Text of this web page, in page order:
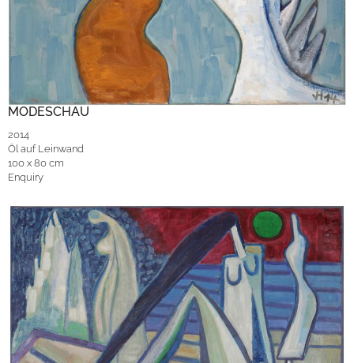
MODESCHAU
2014
Öl auf Leinwand
100 x 80 cm
Enquiry